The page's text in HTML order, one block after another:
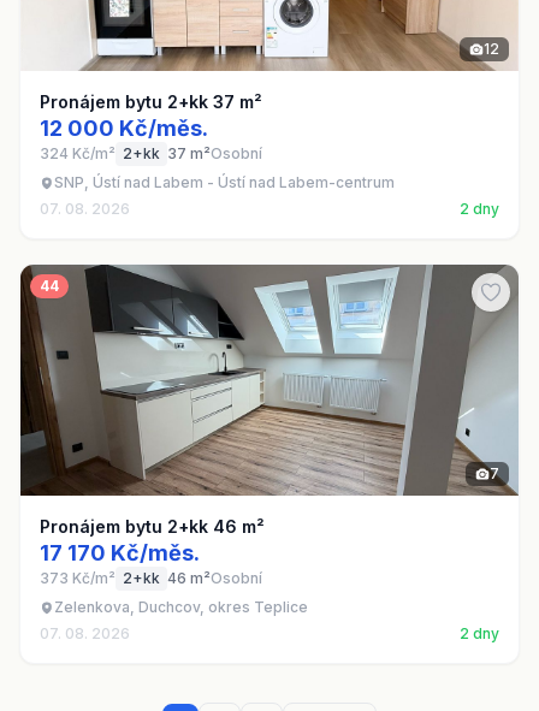
12
Pronájem bytu 2+kk 37 m²
12 000 Kč/měs.
324 Kč/m² 2+kk 37 m²Osobní
SNP, Ústí nad Labem - Ústí nad Labem-centrum
07. 08. 2026
2 dny
44
7
Pronájem bytu 2+kk 46 m²
17 170 Kč/měs.
373 Kč/m² 2+kk 46 m²Osobní
Zelenkova, Duchcov, okres Teplice
07. 08. 2026
2 dny